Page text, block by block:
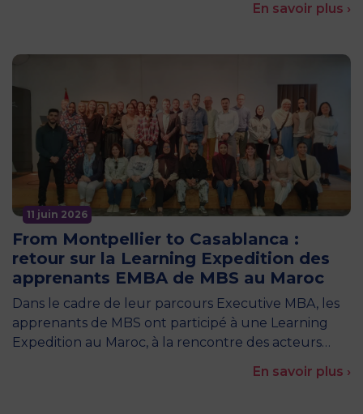
En savoir plus ›
11 juin 2026
From Montpellier to Casablanca :
retour sur la Learning Expedition des
apprenants EMBA de MBS au Maroc
Dans le cadre de leur parcours Executive MBA, les
apprenants de MBS ont participé à une Learning
Expedition au Maroc, à la rencontre des acteurs…
En savoir plus ›